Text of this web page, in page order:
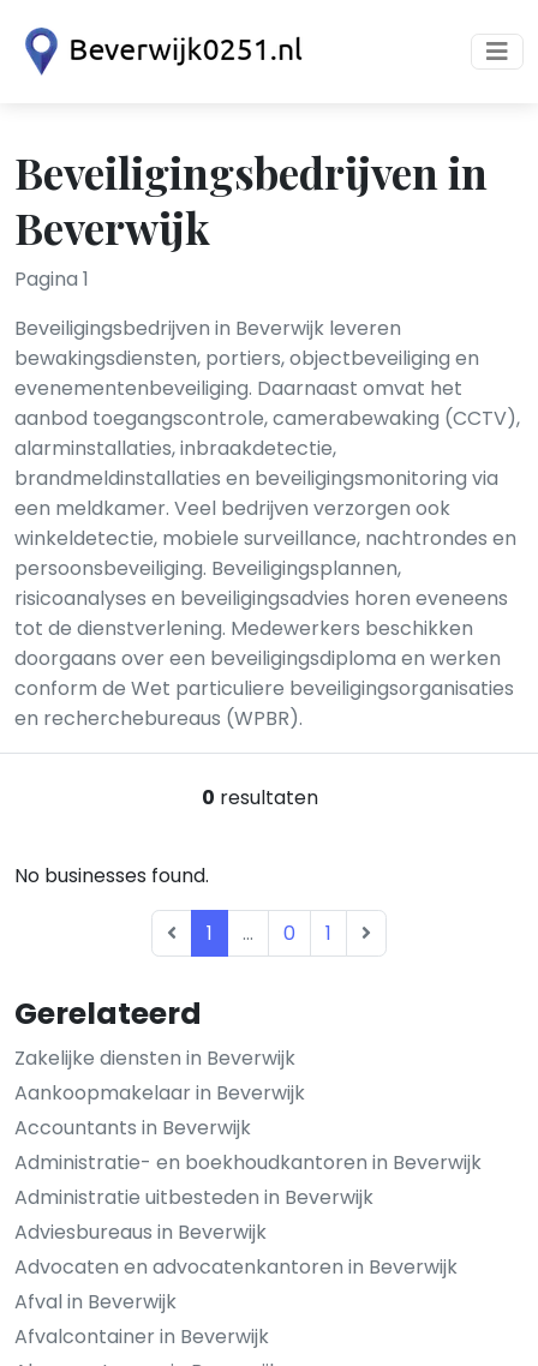
Beveiligingsbedrijven in
Beverwijk
Pagina 1
Beveiligingsbedrijven in Beverwijk leveren
bewakingsdiensten, portiers, objectbeveiliging en
evenementenbeveiliging. Daarnaast omvat het
aanbod toegangscontrole, camerabewaking (CCTV),
alarminstallaties, inbraakdetectie,
brandmeldinstallaties en beveiligingsmonitoring via
een meldkamer. Veel bedrijven verzorgen ook
winkeldetectie, mobiele surveillance, nachtrondes en
persoonsbeveiliging. Beveiligingsplannen,
risicoanalyses en beveiligingsadvies horen eveneens
tot de dienstverlening. Medewerkers beschikken
doorgaans over een beveiligingsdiploma en werken
conform de Wet particuliere beveiligingsorganisaties
en recherchebureaus (WPBR).
Gerelateerd
Zakelijke diensten in Beverwijk
Aankoopmakelaar in Beverwijk
Accountants in Beverwijk
Administratie- en boekhoudkantoren in Beverwijk
Administratie uitbesteden in Beverwijk
Adviesbureaus in Beverwijk
Advocaten en advocatenkantoren in Beverwijk
Afval in Beverwijk
Afvalcontainer in Beverwijk
0 resultaten
No businesses found.
1 ... 0 1